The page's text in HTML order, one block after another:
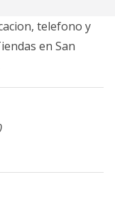
telefono y
en San